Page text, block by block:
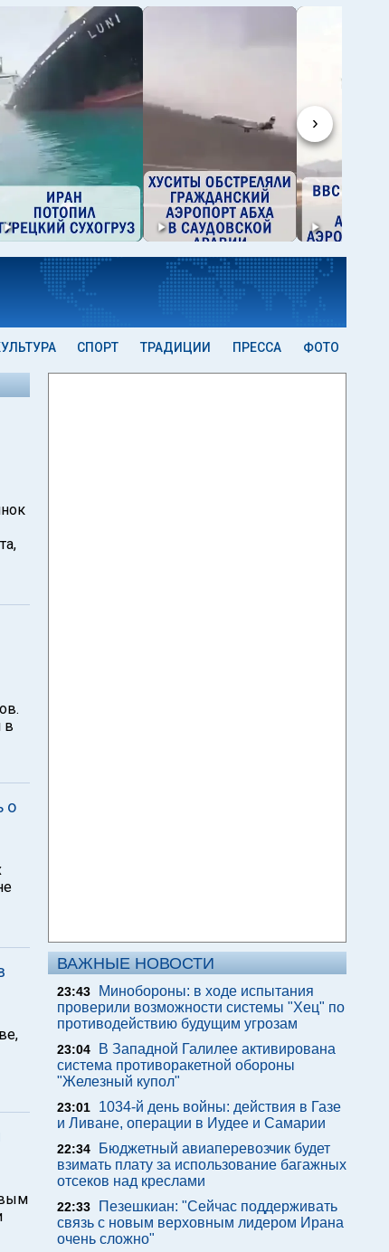
›
СПОРТ ТРАДИЦИИ ПРЕССА ФОТО
в
о
ВАЖНЫЕ НОВОСТИ
23:43
Минобороны: в ходе испытания
проверили возможности системы "Хец" по
противодействию будущим угрозам
23:04
В Западной Галилее активирована
система противоракетной обороны
"Железный купол"
23:01
1034-й день войны: действия в Газе
и Ливане, операции в Иудее и Самарии
22:34
Бюджетный авиаперевозчик будет
взимать плату за использование багажных
отсеков над креслами
22:33
Пезешкиан: "Сейчас поддерживать
связь с новым верховным лидером Ирана
очень сложно"